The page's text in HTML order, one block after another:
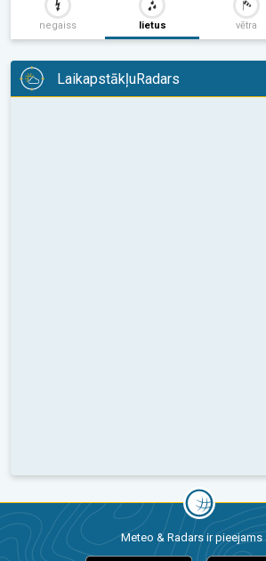
negaiss lietus vētra
LaikapstākļuRadars
Meteo & Radars ir pieejams